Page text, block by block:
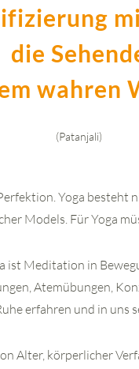
die
wahren
(Patanjali)
Yoga
Models. Für Yoga
Meditation in
Atemübungen,
erfahren und in uns
Alter, körperlicher